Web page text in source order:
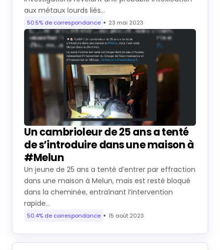
aux métaux lourds liés…
50.5% de correspondance 23 mai 2023
Un cambrioleur de 25 ans a tenté
de s’introduire dans une maison à
#Melun
Un jeune de 25 ans a tenté d’entrer par effraction
dans une maison à Melun, mais est resté bloqué
dans la cheminée, entraînant l’intervention
rapide…
50.4% de correspondance 15 août 2023